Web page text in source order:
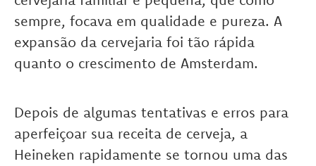
sempre, focava em qualidade e pureza. A
expansão da cervejaria foi tão rápida
quanto o crescimento de Amsterdam.
Depois de algumas tentativas e erros para
aperfeiçoar sua receita de cerveja, a
Heineken rapidamente se tornou uma das